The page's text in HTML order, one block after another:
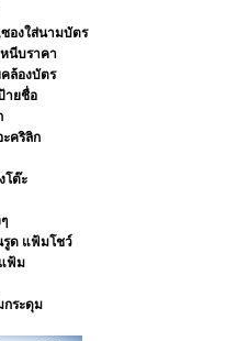
องใส่นามบัตร
นีบราคา
ล้องบัตร
ายชื่อ
คริลิก
โต๊ะ
ด แฟ้มโชว์
ฟ้ม
กระดุม